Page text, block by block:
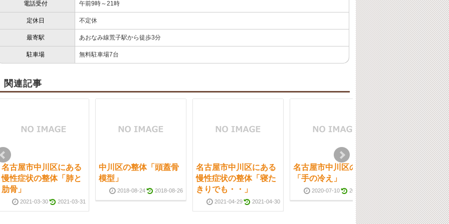
電話受付 午前9時～21時
定休日 不定休
最寄駅 あおなみ線荒子駅から徒歩3分
駐車場 無料駐車場7台
関連記事
名古屋市中川区にある
慢性症状の整体「肺と
肋骨」
2021-03-30 2021-03-31
中川区の整体「頭蓋骨
模型」
2018-08-24 2018-08-26
名古屋市中川区にある
慢性症状の整体「寝た
きりでも・・」
2021-04-29 2021-04-30
名古屋市中川区の整体
「手の冷え」
2020-07-10 2020-07-11
名古屋市中川区
院 「脳梗塞後
2014-07-15